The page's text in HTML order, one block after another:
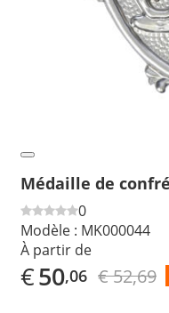
Médaille de
0
Modèle : MK000044
À partir de
€50,06 € 52,69